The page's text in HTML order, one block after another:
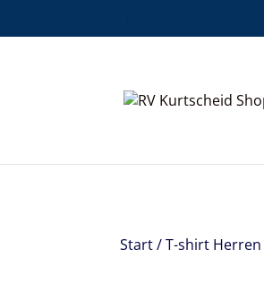
Start/T-shirt Herren